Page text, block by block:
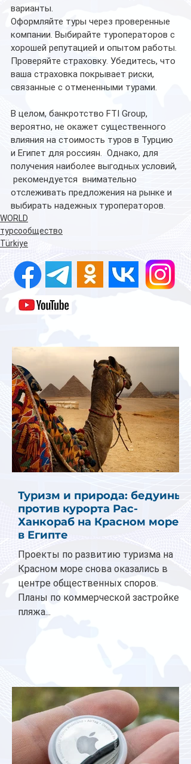
варианты.
Оформляйте туры через проверенные
компании. Выбирайте туроператоров с
хорошей репутацией и опытом работы.
Проверяйте страховку. Убедитесь, что
ваша страховка покрывает риски,
связанные с отмененными турами.
В целом, банкротство FTI Group,
вероятно, не окажет существенного
влияния на стоимость туров в Турцию
и Египет для россиян.  Однако, для
получения наиболее выгодных условий,
рекомендуется  внимательно
отслеживать предложения на рынке и
выбирать надежных туроператоров.
WORLD
турсообщество
Türkiye
Туризм и природа: бедуины
против курорта Рас-
Ханкораб на Красном море
в Египте
Проекты по развитию туризма на
Красном море снова оказались в
центре общественных споров.
Планы по коммерческой застройке
пляжа...